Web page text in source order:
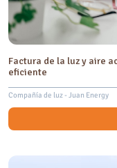
Factura de la luz y aire
eficiente
Compañía de luz - Juan Energy